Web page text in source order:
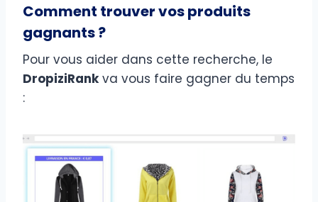
Comment trouver vos produits
gagnants ?
Pour vous aider dans cette recherche, le
DropiziRankva vous faire gagner du temps
: